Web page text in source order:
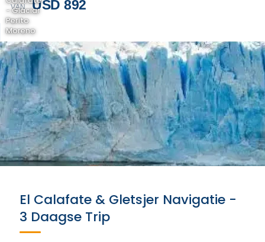
VAN USD 892
- Glaciar
Perito
Moreno
El Calafate & Gletsjer Navigatie -
3 Daagse Trip